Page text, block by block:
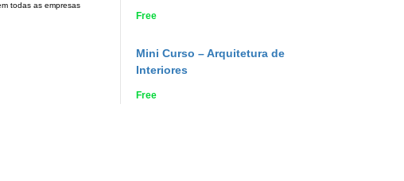
todas as empresas
Free
Mini Curso – Arquitetura de
Interiores
Free